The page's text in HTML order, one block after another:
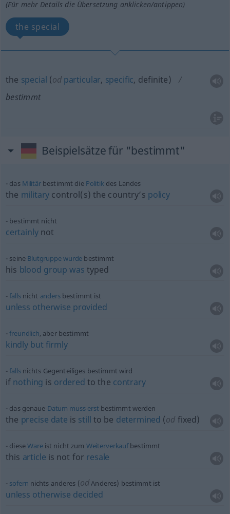
(Für mehr Details die Übersetzung anklicken/antippen)
the special
the special (odparticular, specific, definite)
bestimmt
Beispielsätze für "bestimmt"
das Militärbestimmt die Politikdes Landes
the military control(s) the country’s policy
bestimmt nicht
certainlynot
seine Blutgruppewurde bestimmt
his blood group was typed
fallsnicht andersbestimmt ist
unless otherwise provided
freundlich, aber bestimmt
kindly but firmly
fallsnichts Gegenteiliges bestimmt wird
if nothing is ordered to the contrary
das genaue Datum muss erst bestimmt werden
the precise date is still to be determined (od fixed)
dieseWareist nicht zum Weiterverkaufbestimmt
this article is not for resale
sofern nichts anderes (odAnderes) bestimmt ist
unless otherwise decided